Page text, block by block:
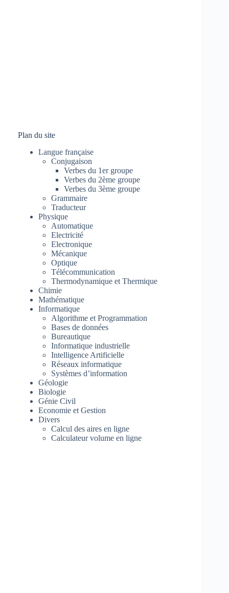
Plan du site
Langue française
Conjugaison
Verbes du 1er groupe
Verbes du 2ème groupe
Verbes du 3ème groupe
Grammaire
Traducteur
Physique
Automatique
Electricité
Electronique
Mécanique
Optique
Télécommunication
Thermodynamique et Thermique
Chimie
Mathématique
Informatique
Algorithme et Programmation
Bases de données
Bureautique
Informatique industrielle
Intelligence Artificielle
Réseaux informatique
Systèmes d’information
Géologie
Biologie
Génie Civil
Economie et Gestion
Divers
Calcul des aires en ligne
Calculateur volume en ligne